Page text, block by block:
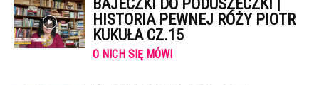
BAJECZKI DO PODUSZECZKI |
HISTORIA PEWNEJ RÓŻY PIOTR
KUKUŁA CZ.15
O NICH SIĘ MÓWI